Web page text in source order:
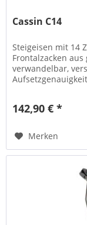
Cassin C14
Steigeisen mit 14
Frontalzacken
verwandelbar,
142,90 € *
Merken